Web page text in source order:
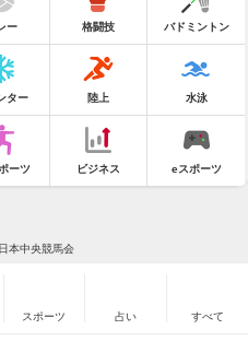
ー 格闘技 バドミントン
ター 陸上 水泳
ーツ ビジネス eスポーツ
本中央競馬会
スポーツ 占い すべて